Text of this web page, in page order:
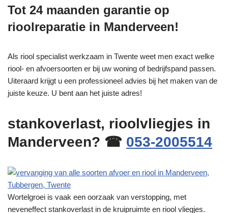
Tot 24 maanden garantie op
rioolreparatie in Manderveen!
Als riool specialist werkzaam in Twente weet men exact welke
riool- en afvoersoorten er bij uw woning of bedrijfspand passen.
Uiteraard krijgt u een professioneel advies bij het maken van de
juiste keuze. U bent aan het juiste adres!
stankoverlast, rioolvliegjes in
Manderveen? ☎ 053-2005514
Wortelgroei is vaak een oorzaak van verstopping, met
neveneffect stankoverlast in de kruipruimte en riool vliegjes.